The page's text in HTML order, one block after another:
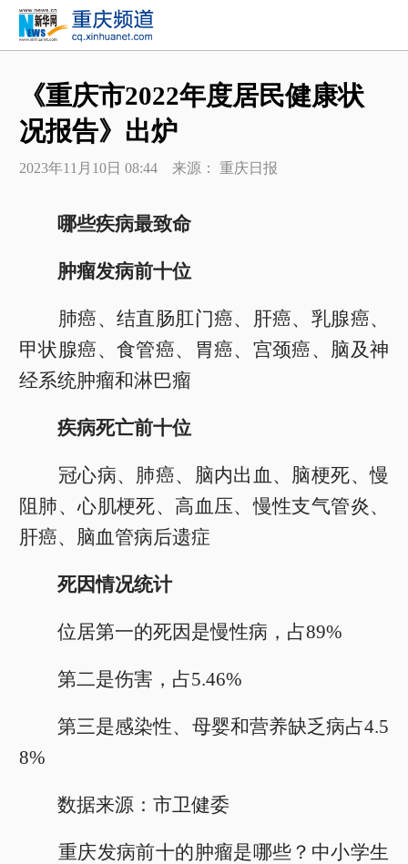
《重庆市2022年度居民健康状
况报告》出炉
2023年11月10日 08:44 来源： 重庆日报
哪些疾病最致命
肿瘤发病前十位
肺癌、结直肠肛门癌、肝癌、乳腺癌、
甲状腺癌、食管癌、胃癌、宫颈癌、脑及神
经系统肿瘤和淋巴瘤
疾病死亡前十位
冠心病、肺癌、脑内出血、脑梗死、慢
阻肺、心肌梗死、高血压、慢性支气管炎、
肝癌、脑血管病后遗症
死因情况统计
位居第一的死因是慢性病，占89%
第二是伤害，占5.46%
第三是感染性、母婴和营养缺乏病占4.5
8%
数据来源：市卫健委
重庆发病前十的肿瘤是哪些？中小学生